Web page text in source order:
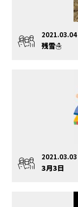
2021.03.04
残雪☃
2021.03.03
3月3日